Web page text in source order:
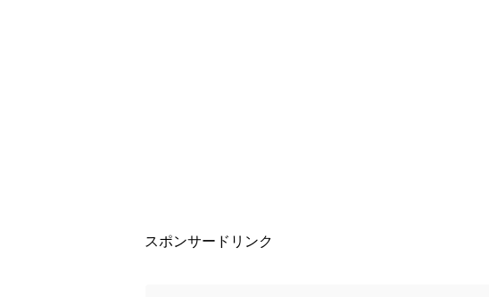
スポンサードリンク